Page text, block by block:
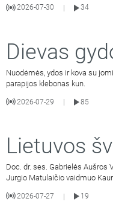
2026-07-30
34
Dievas
Nuodėmės, ydos ir kova su
parapijos klebonas kun.
2026-07-29
85
Lietuvos
Doc. dr. ses. Gabrielės Aušros
Jurgio Matulaičio vaidmuo
2026-07-27 |
19